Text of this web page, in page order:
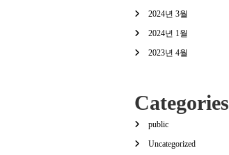
2024년 3월
2024년 1월
2023년 4월
Categories
public
Uncategorized